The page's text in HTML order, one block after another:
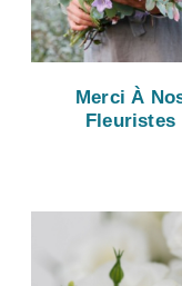
Merci À
Fleuristes